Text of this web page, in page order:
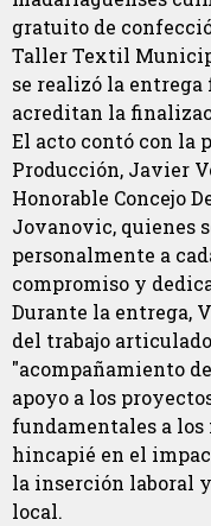
gratuito de
Taller Textil
se realizó la
acreditan la
El acto contó con la
Producción, Javier
Honorable Concejo
Jovanovic, quienes
personalmente a
compromiso y
Durante la entrega,
del trabajo
"acompañamiento
apoyo a los
fundamentales a los
hincapié en el
la inserción laboral
local.